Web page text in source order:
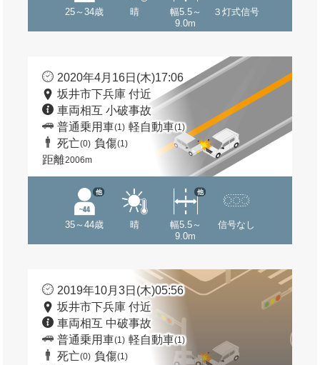
25～34歳 晴
幅5.5～
9.0m
３灯式信号
2020年4月16日(木)17:06
坂井市下兵庫 付近
車両相互 小破事故
普通乗用車(1) 軽自動車(1)
死亡(0) 負傷(1)
距離2006m
35～44歳
他
晴
幅5.5～
9.0m
他
信号なし
2019年10月3日(木)05:56
坂井市下兵庫 付近
車両相互 中破事故
普通乗用車(1) 軽自動車(1)
死亡(0) 負傷(1)